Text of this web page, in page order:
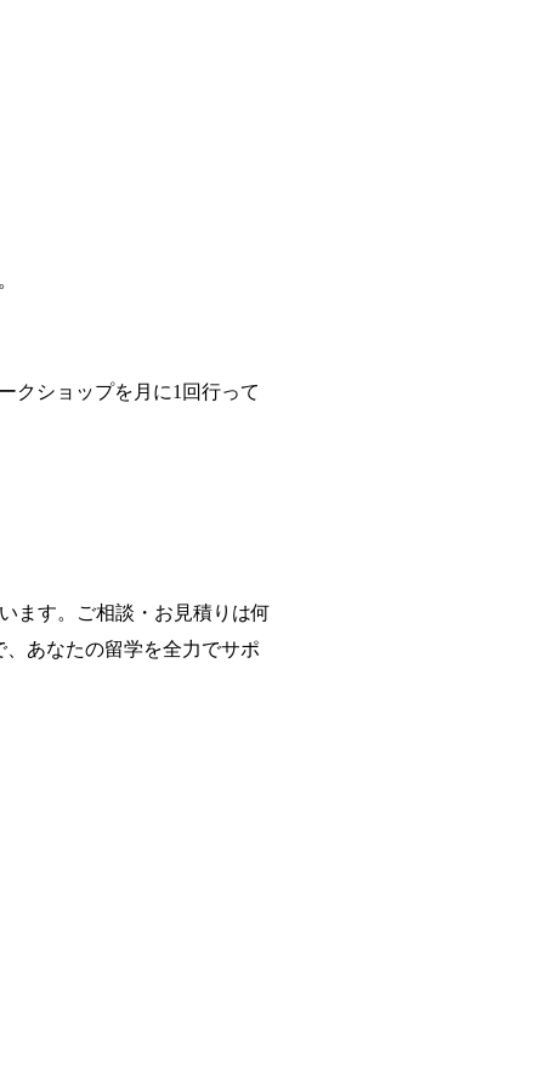
クショップを月に1回行って
ます。ご相談・お見積りは何
、あなたの留学を全力でサポ